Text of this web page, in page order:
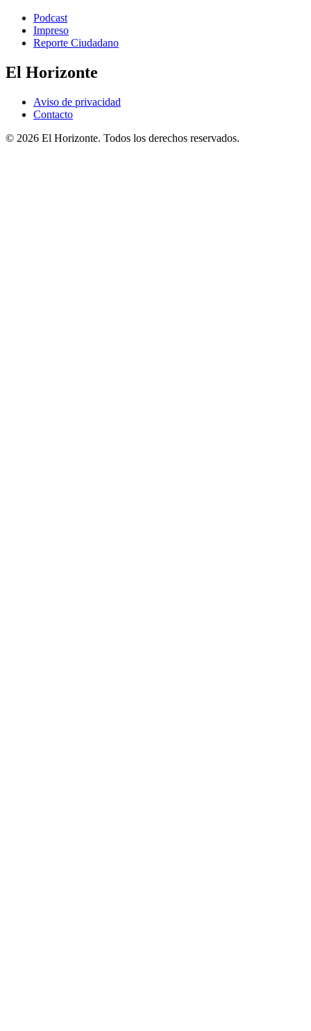
Podcast
Impreso
Reporte Ciudadano
El Horizonte
Aviso de privacidad
Contacto
© 2026 El Horizonte. Todos los derechos reservados.